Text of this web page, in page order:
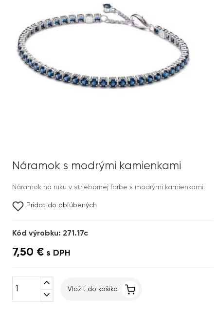
Náramok s modrými kamienkami
Náramok na ruku v striebornej farbe s modrými kamienkami.
Pridať do obľúbených
Kód výrobku: 271.17c
7,50 € s DPH
expand_less
expand_more
Vložiť do košíka